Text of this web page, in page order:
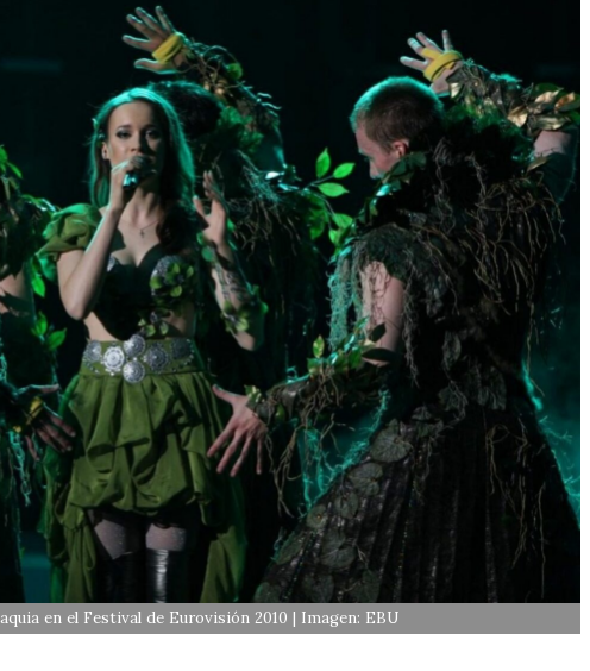
en el Festival de Eurovisión 2010 | Imagen: EBU